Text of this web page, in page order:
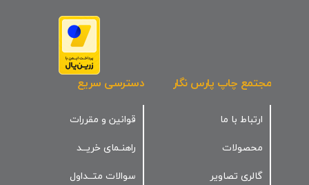
مجتمع چاپ پارس نگار دسترسی سریع
ارتباط با ما
محصولات
گالری تصاویر
قوانین و مقررات
راهنـمای خریــد
سوالات متــداول